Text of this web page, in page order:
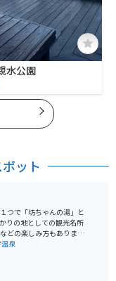
水公園
ット
つで「坊ちゃんの湯」と
りの地としての観光名所
どの楽しみ方もありま
無制限で浸かることが
泉